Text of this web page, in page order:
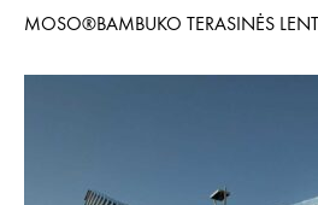
MOSO®BAMBUKO TERASINĖS